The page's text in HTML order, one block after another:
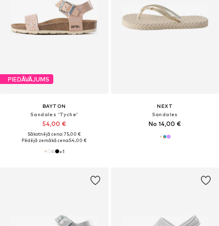
PIEDĀVĀJUMS
BAYTON
Sandales 'Tyche'
54,00 €
Sākotnējā cena: 75,00 €
Pēdējā zemākā cena:54,00 €
+1
NEXT
Sandales
No 14,00 €